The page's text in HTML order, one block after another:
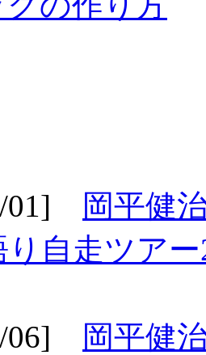
01]
岡平健
自走ツア
06]
岡平健